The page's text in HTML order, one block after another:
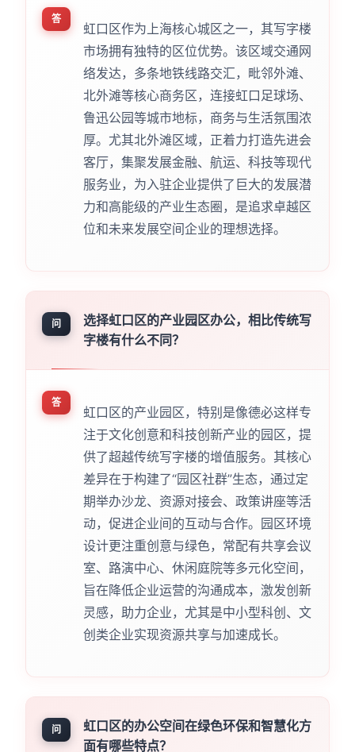
答
虹口区作为上海核心城区之一，其写字楼
市场拥有独特的区位优势。该区域交通网
络发达，多条地铁线路交汇，毗邻外滩、
北外滩等核心商务区，连接虹口足球场、
鲁迅公园等城市地标，商务与生活氛围浓
厚。尤其北外滩区域，正着力打造先进会
客厅，集聚发展金融、航运、科技等现代
服务业，为入驻企业提供了巨大的发展潜
力和高能级的产业生态圈，是追求卓越区
位和未来发展空间企业的理想选择。
问
选择虹口区的产业园区办公，相比传统写
字楼有什么不同？
答
虹口区的产业园区，特别是像德必这样专
注于文化创意和科技创新产业的园区，提
供了超越传统写字楼的增值服务。其核心
差异在于构建了“园区社群”生态，通过定
期举办沙龙、资源对接会、政策讲座等活
动，促进企业间的互动与合作。园区环境
设计更注重创意与绿色，常配有共享会议
室、路演中心、休闲庭院等多元化空间，
旨在降低企业运营的沟通成本，激发创新
灵感，助力企业，尤其是中小型科创、文
创类企业实现资源共享与加速成长。
问
虹口区的办公空间在绿色环保和智慧化方
面有哪些特点？